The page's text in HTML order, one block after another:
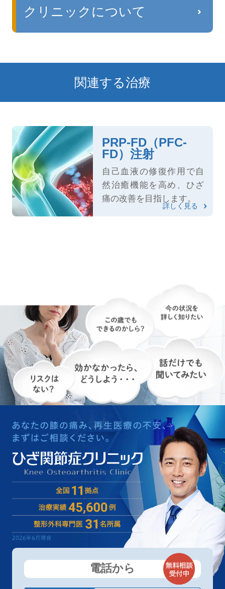
クリニックについて
関連する治療
PRP-FD（PFC-
FD）注射
自己血液の修復作用で自
然治癒機能を高め、ひざ
痛の改善を目指します。
詳しく見る
電話から